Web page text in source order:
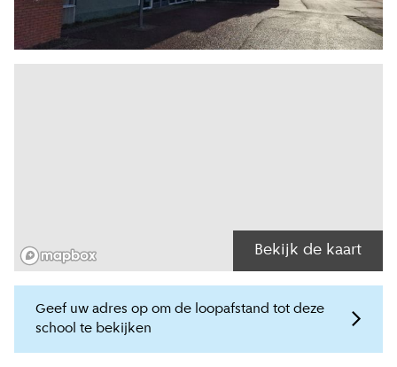
Bekijk de kaart
Geef uw adres op om de loopafstand tot deze
school te bekijken